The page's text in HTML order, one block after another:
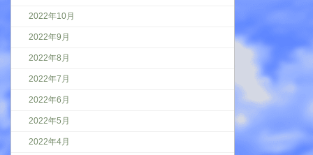
2022年10月
2022年9月
2022年8月
2022年7月
2022年6月
2022年5月
2022年4月